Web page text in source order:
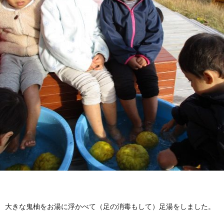
大きな鬼柚をお湯に浮かべて（足の消毒もして）足湯をしました。